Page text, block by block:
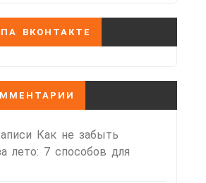
ВКОНТАКТЕ
Как не забыть
лето: 7 способов для